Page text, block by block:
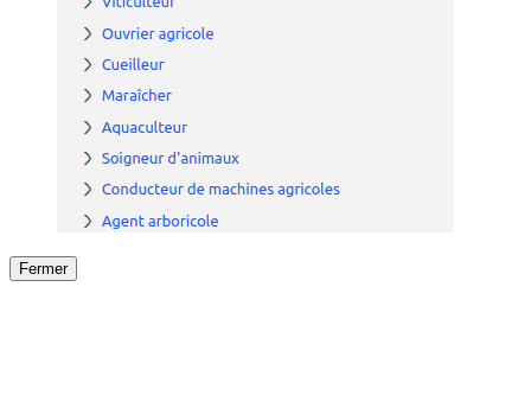
Fermer